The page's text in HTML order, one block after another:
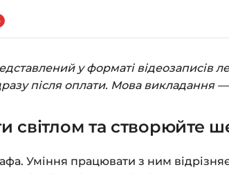
у форматі відеозаписів
після оплати. Мова викладання
світлом та створюйте
Уміння працювати з ним